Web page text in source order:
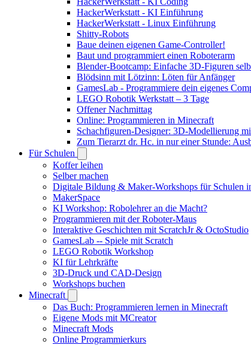
HackerWerkstatt - KI Einführung
HackerWerkstatt - Linux Einführung
Shitty-Robots
Baue deinen eigenen Game-Controller!
Baut und programmiert einen Roboterarm
Blender-Bootcamp: Einfache 3D-Figuren
Blödsinn mit Lötzinn: Löten für Anfänger
GamesLab - Programmiere dein eigenes
LEGO Robotik Werkstatt – 3 Tage
Offener Nachmittag
Online: Programmieren in Minecraft
Schachfiguren-Designer: 3D-Modellierung
Zum Tierarzt dr. Hc. in nur einer Stunde:
Für Schulen
Koffer leihen
Selber machen
Digitale Bildung & Maker-Workshops für Schulen
MakerSpace
KI Workshop: Robolehrer an die Macht?
Programmieren mit der Roboter-Maus
Interaktive Geschichten mit ScratchJr & OctoStudio
GamesLab -- Spiele mit Scratch
LEGO Robotik Workshop
KI für Lehrkräfte
3D-Druck und CAD-Design
Workshops buchen
Minecraft
Das Buch: Programmieren lernen in Minecraft
Eigene Mods mit MCreator
Minecraft Mods
Online Programmierkurs